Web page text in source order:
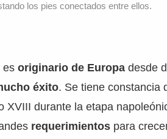
los pies conectados entre ellos.
esoriginario de Europa desde
éxito. Se tiene constancia
XVIII durante la etapa
requerimientos para